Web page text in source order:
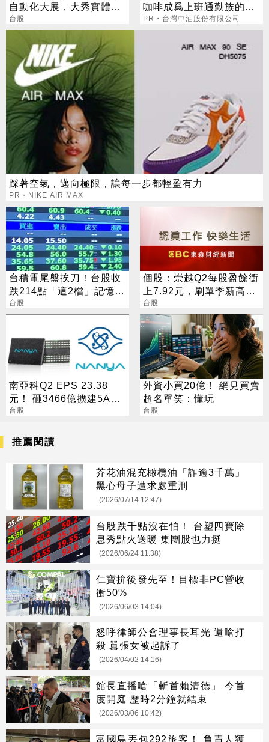
自動化大展，大秀實體AI/
邊緣運算/機器人肌肉
台股
咖啡成爲上班通勤族的新
選擇
PR・台灣中油股份有限公司
踩著空氣，邁向極限，讓每一步都輕盈有力
PR・NIKE AIR MAX
台積電尾盤挨刀！台股收
跌214點「這2檔」記憶體
逆勢收漲停
台股
個股：崇越Q2每股盈餘衝
上7.92元，刷單季新高，
下半年營運迎三重成長動
能
台股
南亞科Q2 EPS 23.38
元！ 砸3466億擴建5A新
廠 今年資本支出增至697
台股
外資小買20億！ 網見買賣
超名單笑：懂玩
台股
推薦閱讀
芥花油混充橄欖油「詐逾3千萬」
黑心母子遭求處重刑
(2026/07/14 12:47)
台股跌千點沒在怕！ 台塑四寶除
息秀點火送暖 集團股也力挺
(2026/06/24 11:38)
仁寶拚後發先至！目標非PC營收
衝50%
(2026/06/03 14:04)
怒呼律師公會理事長耳光 還嗆打
殺 囂張女被起訴了
(2026/04/02 14:16)
館長直播嗆「斬首賴清德」 今首
度開庭 歷時2分鐘就結束
(2026/03/06 10:42)
富國島丟包292旅客！ 負責人獲